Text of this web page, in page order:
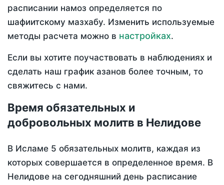
расписании намоз определяется по
шафиитскому мазхабу. Изменить используемые
методы расчета можно в настройках.
Если вы хотите поучаствовать в наблюдениях и
сделать наш график азанов более точным, то
свяжитесь с нами.
Время обязательных и
добровольных молитв в Нелидове
В Исламе 5 обязательных молитв, каждая из
которых совершается в определенное время. В
Нелидове на сегодняшний день расписание